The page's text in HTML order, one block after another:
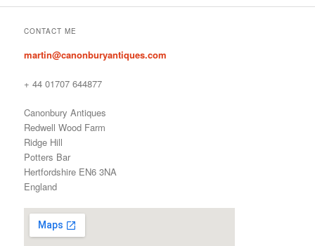
CONTACT ME
martin@canonburyantiques.com
+ 44 01707 644877
Canonbury Antiques
Redwell Wood Farm
Ridge Hill
Potters Bar
Hertfordshire EN6 3NA
England